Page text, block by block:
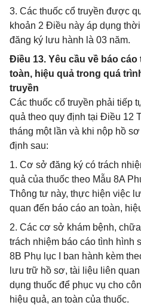
3. Các thuốc cổ truyền được
khoản 2 Điều này áp dụng
đăng ký lưu hành là 03 năm.
Điều 13. Yêu cầu về báo
toàn, hiệu quả trong quá
truyền
Các thuốc cổ truyền phải tiếp
quả theo quy định tại Điều 12
tháng một lần và khi nộp hồ
định sau:
1. Cơ sở đăng ký có trách
quả của thuốc theo Mẫu 8A
Thông tư này, thực hiện việc
quan đến báo cáo an toàn,
2. Các cơ sở khám bệnh,
trách nhiệm báo cáo tình hình
8B Phụ lục I ban hành kèm
lưu trữ hồ sơ, tài liệu liên
dụng thuốc để phục vụ cho
hiệu quả, an toàn của thuốc.